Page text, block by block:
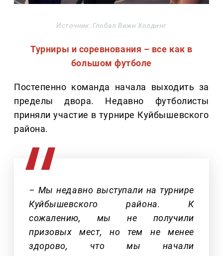
Источник: Глобал Вижн Холдинг
Турниры и соревнования – все как в
большом футболе
Постепенно команда начала выходить за
пределы двора. Недавно футболисты
приняли участие в турнире Куйбышевского
района.
– Мы недавно выступали на турнире
Куйбышевского района. К
сожалению, мы не получили
призовых мест, но тем не менее
здорово, что мы начали